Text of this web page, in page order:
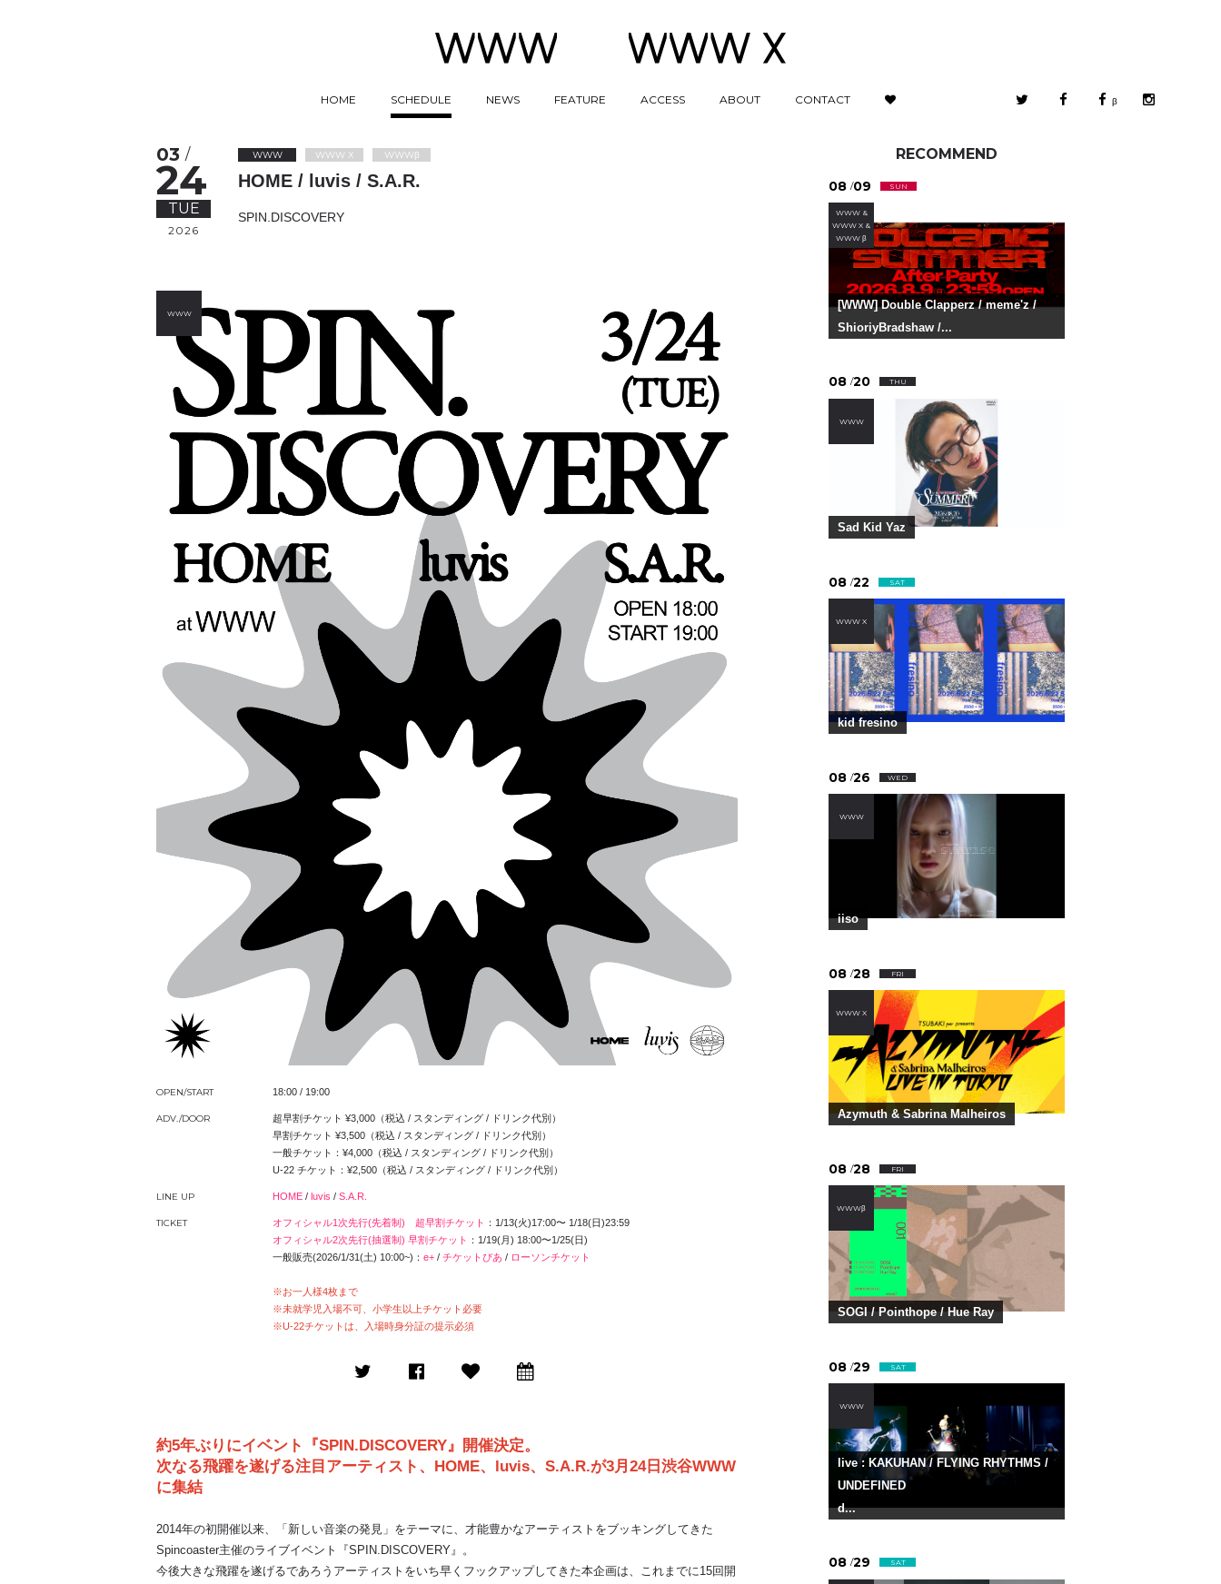
HOME SCHEDULE NEWS FEATURE ACCESS ABOUT CONTACT β
03/
24
TUE
2026
WWW WWW X WWWβ
HOME / luvis / S.A.R.
SPIN.DISCOVERY
WWW
OPEN/START 18:00 / 19:00
ADV./DOOR
超早割チケット ¥3,000（税込 / スタンディング / ドリンク代別）
早割チケット ¥3,500（税込 / スタンディング / ドリンク代別）
一般チケット：¥4,000（税込 / スタンディング / ドリンク代別）
U-22 チケット：¥2,500（税込 / スタンディング / ドリンク代別）
LINE UP HOME / luvis / S.A.R.
TICKET オフィシャル1次先行(先着制) 超早割チケット ：1/13(火)17:00〜 1/18(日)23:59
オフィシャル2次先行(抽選制) 早割チケット ：1/19(月) 18:00〜1/25(日)
一般販売(2026/1/31(土) 10:00~)： e+ / チケットぴあ / ローソンチケット
※お一人様4枚まで
※未就学児入場不可、小学生以上チケット必要
※U-22チケットは、入場時身分証の提示必須
約5年ぶりにイベント『SPIN.DISCOVERY』開催決定。
次なる飛躍を遂げる注目アーティスト、HOME、luvis、S.A.R.が3月24日渋谷WWW
に集結
2014年の初開催以来、「新しい音楽の発見」をテーマに、才能豊かなアーティストをブッキングしてきた
Spincoaster主催のライブイベント『SPIN.DISCOVERY』。
今後大きな飛躍を遂げるであろうアーティストをいち早くフックアップしてきた本企画は、これまでに15回開
RECOMMEND
08 /09 SUN
WWW &
WWW X &
WWW β
[WWW] Double Clapperz / meme'z /
ShioriyBradshaw /...
08 /20 THU
WWW
Sad Kid Yaz
08 /22 SAT
WWW X
kid fresino
08 /26 WED
WWW
iiso
08 /28 FRI
WWW X
Azymuth & Sabrina Malheiros
08 /28 FRI
WWWβ
SOGI / Pointhope / Hue Ray
08 /29 SAT
WWW
live : KAKUHAN / FLYING RHYTHMS /
UNDEFINED
d...
08 /29 SAT